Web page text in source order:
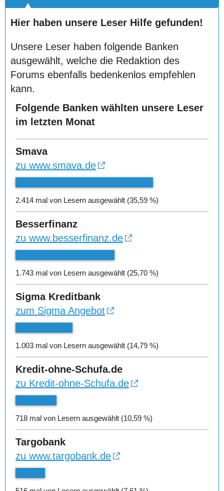
Hier haben unsere Leser Hilfe gefunden!
Unsere Leser haben folgende Banken
ausgewählt, welche die Redaktion des
Forums ebenfalls bedenkenlos empfehlen
kann.
Folgende Banken wählten unsere Leser
im letzten Monat
Smava
zu www.smava.de
2.414 mal von Lesern ausgewählt (35,59 %)
Besserfinanz
zu www.besserfinanz.de
1.743 mal von Lesern ausgewählt (25,70 %)
Sigma Kreditbank
zum Sigma Angebot
1.003 mal von Lesern ausgewählt (14,79 %)
Kredit-ohne-Schufa.de
zu Kredit-ohne-Schufa.de
718 mal von Lesern ausgewählt (10,59 %)
Targobank
zu www.targobank.de